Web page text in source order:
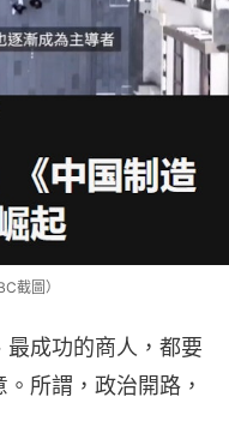
截圖）
成功的商人，都要
所謂，政治開路，